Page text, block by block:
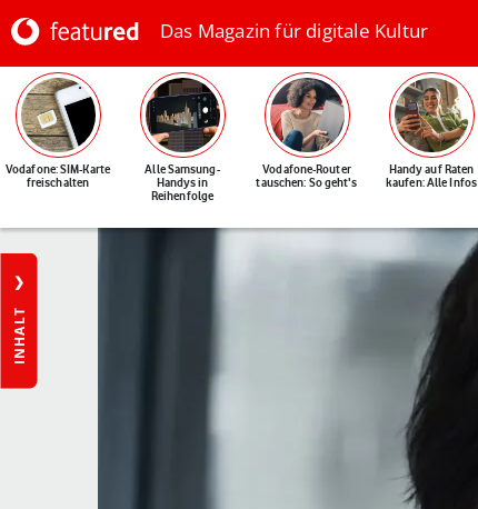
Das Magazin für digitale Kultur
Vodafone: SIM-Karte
freischalten
Alle Samsung-
Handys in
Reihenfolge
Vodafone-Router
tauschen: So geht's
Handy auf Raten
kaufen: Alle Infos
INHALT